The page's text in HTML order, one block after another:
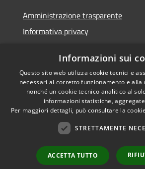
Amministrazione trasparente
Informativa privacy
Dichiarazione di accessibilità
Piano di miglioramento
by
Informazioni sui
Questo sito web utilizza cookie tecnici e
necessari al corretto funzionamento e alla
nonché un cookie tecnico analitico al
informazioni statistiche,
Per maggiori dettagli, può consultare la
STRETTAMENTE
ACCETTA TUTTO